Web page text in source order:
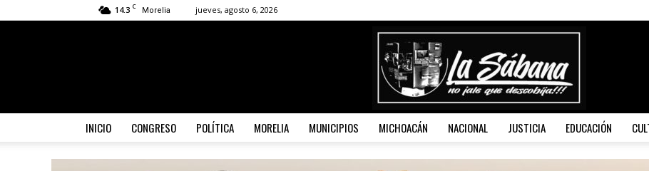
14.3 C Morelia jueves, agosto 6, 2026
INICIO CONGRESO POLÍTICA MORELIA MUNICIPIOS MICHOACÁN NACIONAL JUSTICIA EDUCACIÓN